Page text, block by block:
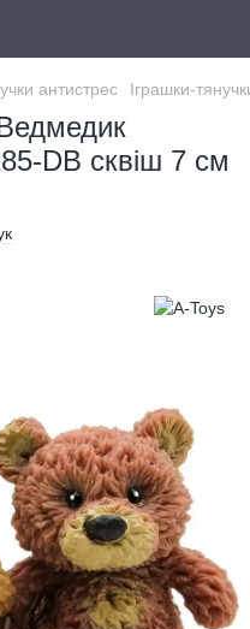
антистрес Іграшки-
DB сквіш 7 см